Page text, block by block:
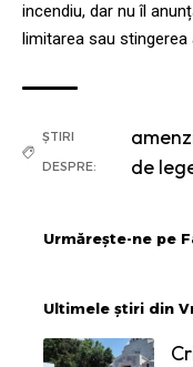
incendiu, dar nu îl
limitarea sau stingerea
ȘTIRI
DESPRE:
de
Urmărește-ne pe
Ultimele știri din